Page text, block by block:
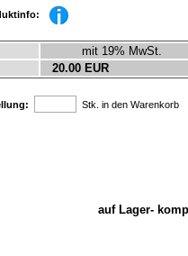
mit 19% MwSt.
20.00 EUR
Stk. in den Warenkorb
auf Lager-